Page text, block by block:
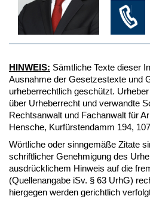
HINWEIS: Sämtliche Texte dieser
Ausnahme der Gesetzestexte und
urheberrechtlich geschützt.
über Urheberrecht und verwandte
Rechtsanwalt und Fachanwalt für
Hensche, Kurfürstendamm 194,
Wörtliche oder sinngemäße Zitate
schriftlicher Genehmigung des
ausdrücklichem Hinweis auf die
(Quellenangabe iSv. § 63 UrhG)
hiergegen werden gerichtlich